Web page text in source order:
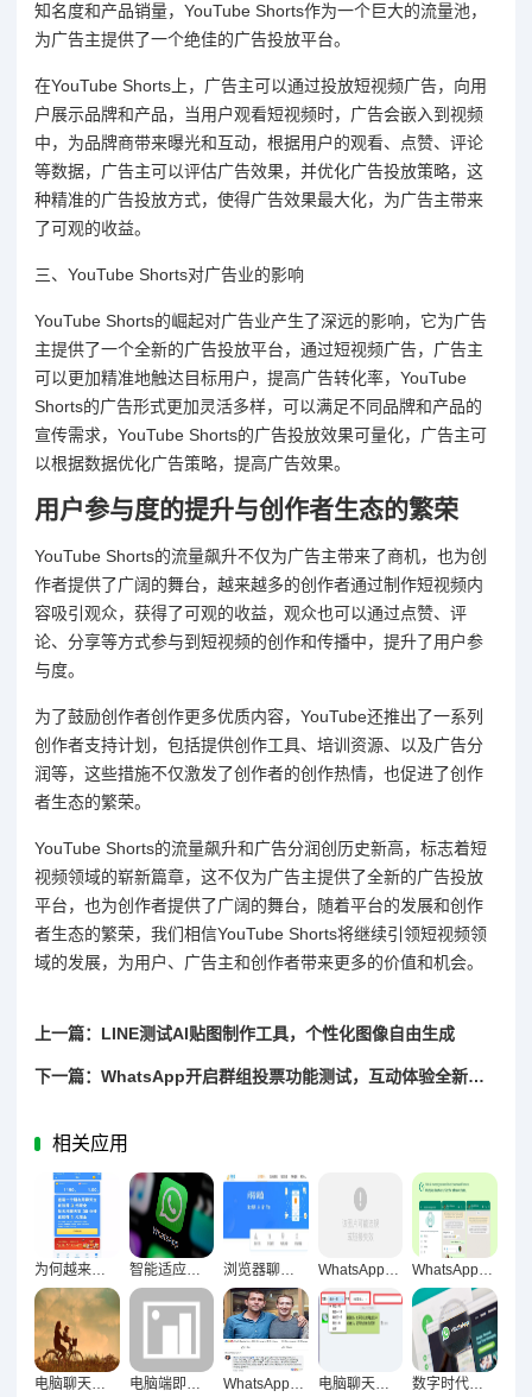
知名度和产品销量，YouTube Shorts作为一个巨大的流量池，
为广告主提供了一个绝佳的广告投放平台。
在YouTube Shorts上，广告主可以通过投放短视频广告，向用
户展示品牌和产品，当用户观看短视频时，广告会嵌入到视频
中，为品牌商带来曝光和互动，根据用户的观看、点赞、评论
等数据，广告主可以评估广告效果，并优化广告投放策略，这
种精准的广告投放方式，使得广告效果最大化，为广告主带来
了可观的收益。
三、YouTube Shorts对广告业的影响
YouTube Shorts的崛起对广告业产生了深远的影响，它为广告
主提供了一个全新的广告投放平台，通过短视频广告，广告主
可以更加精准地触达目标用户，提高广告转化率，YouTube
Shorts的广告形式更加灵活多样，可以满足不同品牌和产品的
宣传需求，YouTube Shorts的广告投放效果可量化，广告主可
以根据数据优化广告策略，提高广告效果。
用户参与度的提升与创作者生态的繁荣
YouTube Shorts的流量飙升不仅为广告主带来了商机，也为创
作者提供了广阔的舞台，越来越多的创作者通过制作短视频内
容吸引观众，获得了可观的收益，观众也可以通过点赞、评
论、分享等方式参与到短视频的创作和传播中，提升了用户参
与度。
为了鼓励创作者创作更多优质内容，YouTube还推出了一系列
创作者支持计划，包括提供创作工具、培训资源、以及广告分
润等，这些措施不仅激发了创作者的创作热情，也促进了创作
者生态的繁荣。
YouTube Shorts的流量飙升和广告分润创历史新高，标志着短
视频领域的崭新篇章，这不仅为广告主提供了全新的广告投放
平台，也为创作者提供了广阔的舞台，随着平台的发展和创作
者生态的繁荣，我们相信YouTube Shorts将继续引领短视频领
域的发展，为用户、广告主和创作者带来更多的价值和机会。
上一篇：LINE测试AI贴图制作工具，个性化图像自由生成
下一篇：WhatsApp开启群组投票功能测试，互动体验全新升级
相关应用
智能适应多维度节奏，WhatsApp网页版效率革新实践 WhatsApp网页版用户体验实录，便捷与痛点交织的全景反馈
电脑聊天工具，工作沟通新选择的效率、协作与时代必然 电脑端即时通讯重塑现代数字交往习惯全场景透视 WhatsApp网页版，专注助推器与分心陷阱的双刃剑效应解析 电脑聊天工具，重塑办公节奏的双刃剑 数字时代破局之道，WhatsApp网页版响应质量提升策略